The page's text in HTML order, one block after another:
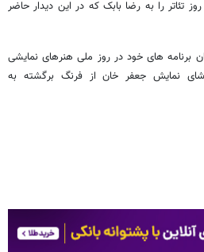
تئاتر را به رضا بابک که در این دیدار حاضر
برنامه های خود در روز ملی هنرهای نمایشی
نمایش جعفر خان از فرنگ برگشته به